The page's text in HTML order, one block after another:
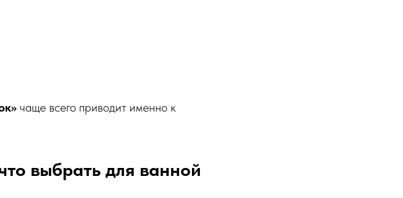
чаще всего приводит именно к
выбрать для ванной